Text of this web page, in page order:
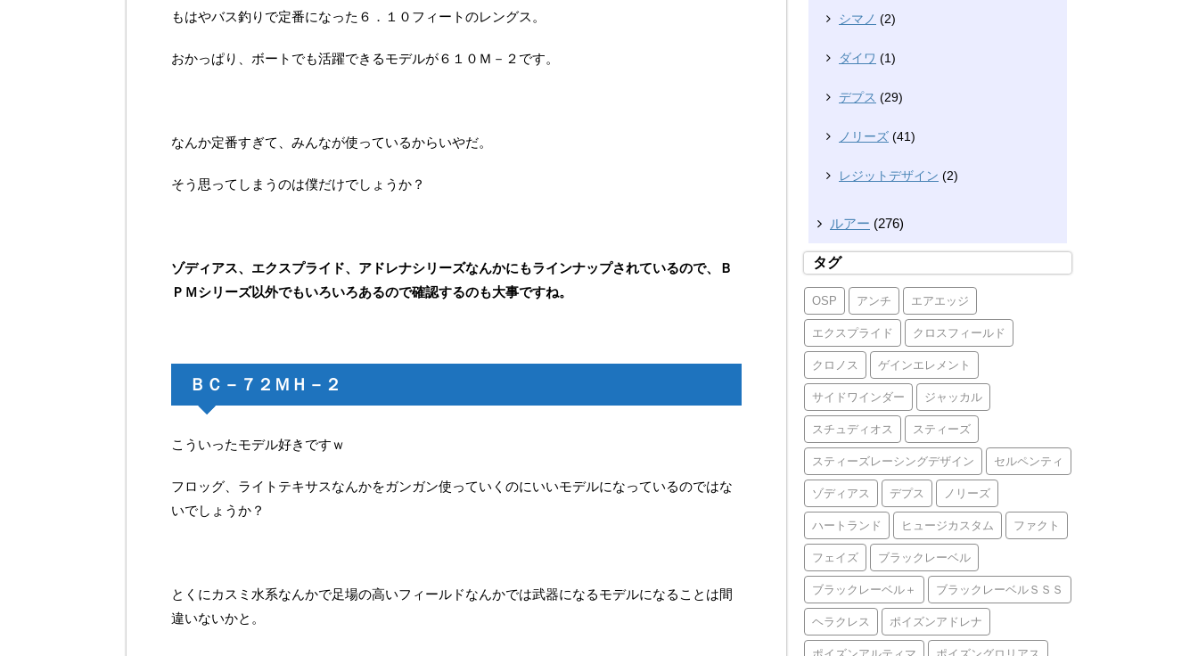
もはやバス釣りで定番になった６．１０フィートのレングス。
おかっぱり、ボートでも活躍できるモデルが６１０Ｍ－２です。
なんか定番すぎて、みんなが使っているからいやだ。
そう思ってしまうのは僕だけでしょうか？
ゾディアス、エクスプライド、アドレナシリーズなんかにもラインナップされているので、Ｂ
ＰＭシリーズ以外でもいろいろあるので確認するのも大事ですね。
ＢＣ－７２ＭＨ－２
こういったモデル好きですｗ
フロッグ、ライトテキサスなんかをガンガン使っていくのにいいモデルになっているのではな
いでしょうか？
とくにカスミ水系なんかで足場の高いフィールドなんかでは武器になるモデルになることは間
違いないかと。
シマノ (2)
ダイワ (1)
デプス (29)
ノリーズ (41)
レジットデザイン (2)
ルアー (276)
タグ
OSP アンチ エアエッジ
エクスプライド クロスフィールド
クロノス ゲインエレメント
サイドワインダー ジャッカル
スチュディオス スティーズ
スティーズレーシングデザイン セルペンティ
ゾディアス デプス ノリーズ
ハートランド ヒュージカスタム ファクト
フェイズ ブラックレーベル
ブラックレーベル＋ ブラックレーベルＳＳＳ
ヘラクレス ポイズンアドレナ